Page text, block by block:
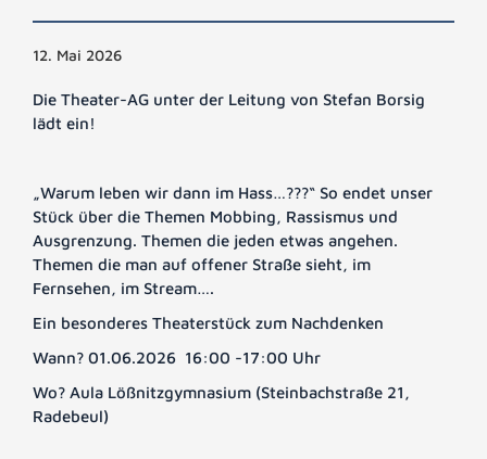
12. Mai 2026
Die Theater-AG unter der Leitung von Stefan Borsig
lädt ein!
„Warum leben wir dann im Hass…???“ So endet unser
Stück über die Themen Mobbing, Rassismus und
Ausgrenzung. Themen die jeden etwas angehen.
Themen die man auf offener Straße sieht, im
Fernsehen, im Stream….
Ein besonderes Theaterstück zum Nachdenken
Wann? 01.06.2026 16:00 -17:00 Uhr
Wo? Aula Lößnitzgymnasium (Steinbachstraße 21,
Radebeul)